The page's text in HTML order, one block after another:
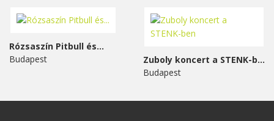
Rózsaszín Pitbull és...
Budapest
Zuboly koncert a STENK-ben
Budapest